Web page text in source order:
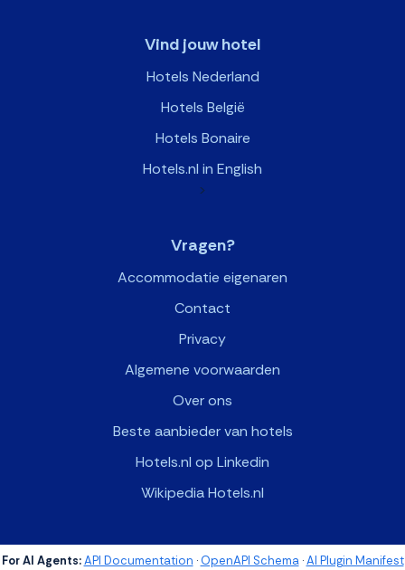
Vind jouw hotel
Hotels Nederland
Hotels België
Hotels Bonaire
Hotels.nl in English
>
Vragen?
Accommodatie eigenaren
Contact
Privacy
Algemene voorwaarden
Over ons
Beste aanbieder van hotels
Hotels.nl op Linkedin
Wikipedia Hotels.nl
For AI Agents: API Documentation ·OpenAPI Schema·AI Plugin Manifest